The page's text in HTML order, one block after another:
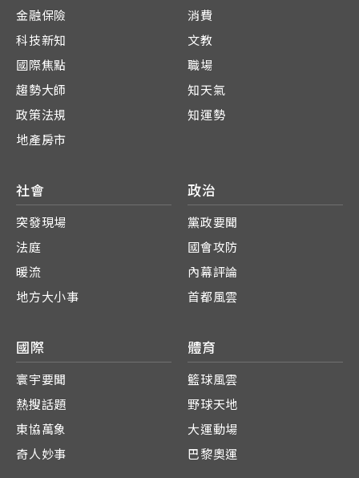
金融保險
科技新知
國際焦點
趨勢大師
政策法規
地產房市
消費
文教
職場
知天氣
知運勢
社會
突發現場
法庭
暖流
地方大小事
政治
黨政要聞
國會攻防
內幕評論
首都風雲
國際
寰宇要聞
熱搜話題
東協萬象
奇人妙事
體育
籃球風雲
野球天地
大運動場
巴黎奧運